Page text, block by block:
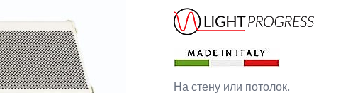
На стену или потолок.